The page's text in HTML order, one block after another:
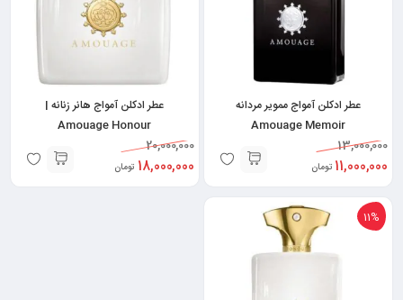
عطر ادکلن آمواج ممویر مردانه
Amouage Memoir
13,000,000
11,000,000 تومان
عطر ادکلن آمواج هانر زنانه |
Amouage Honour
20,000,000
18,000,000 تومان
11%